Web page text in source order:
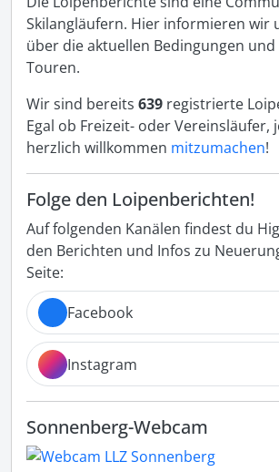
Skilangläufern. Hier informieren wir
über die aktuellen Bedingungen
Touren.
Wir sind bereits 639 registrierte
Egal ob Freizeit- oder Vereinsläufer,
herzlich willkommen mitzumachen!
Folge den Loipenberichten!
Auf folgenden Kanälen findest du
den Berichten und Infos zu
Seite:
Facebook
Instagram
Sonnenberg-Webcam